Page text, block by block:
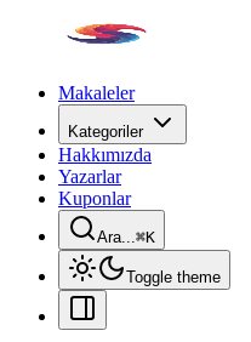
Makaleler
Kategoriler
Hakkımızda
Yazarlar
Kuponlar
Ara...⌘K
Toggle theme